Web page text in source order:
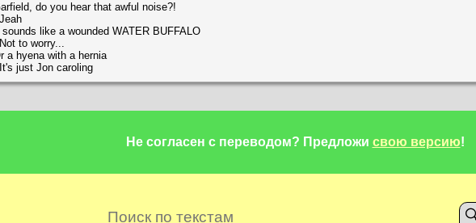
do you hear that awful noise?!
like a wounded WATER BUFFALO
to worry...
a hyena with a hernia
just Jon caroling
Не согласен с переводом? Предложи свою версию!